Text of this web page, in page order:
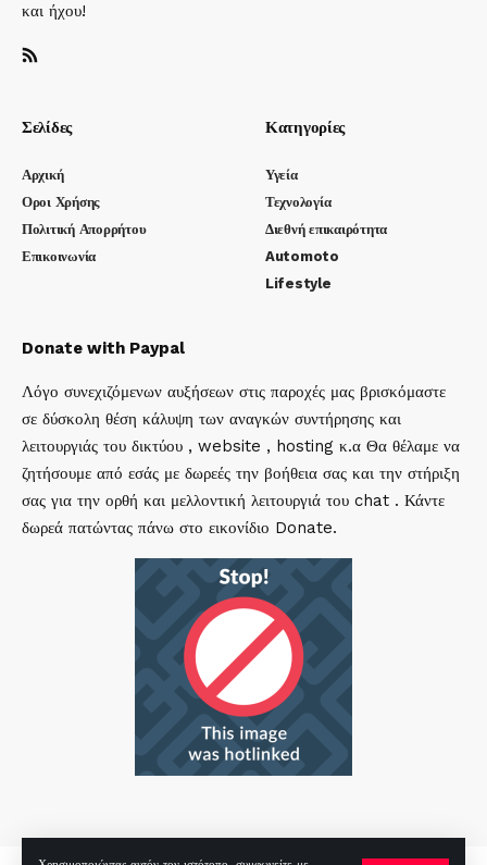
και ήχου!
Σελίδες
Αρχική
Οροι Χρήσης
Πολιτική Απορρήτου
Επικοινωνία
Κατηγορίες
Υγεία
Τεχνολογία
Διεθνή επικαιρότητα
Automoto
Lifestyle
Donate with Paypal
Λόγο συνεχιζόμενων αυξήσεων στις παροχές μας βρισκόμαστε
σε δύσκολη θέση κάλυψη των αναγκών συντήρησης και
λειτουργιάς του δικτύου , website , hosting κ.α Θα θέλαμε να
ζητήσουμε από εσάς με δωρεές την βοήθεια σας και την στήριξη
σας για την ορθή και μελλοντική λειτουργιά του chat . Κάντε
δωρεά πατώντας πάνω στο εικονίδιο Donate.